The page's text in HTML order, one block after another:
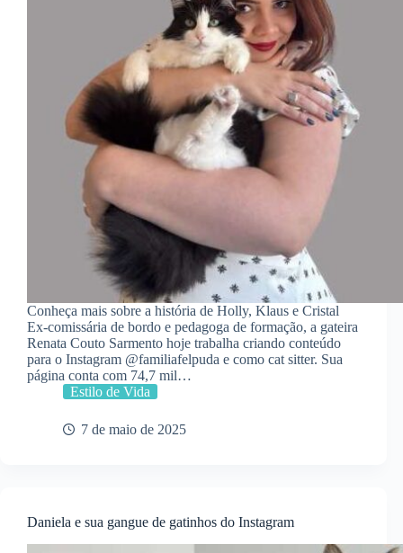
Conheça mais sobre a história de Holly, Klaus e Cristal
Ex-comissária de bordo e pedagoga de formação, a gateira
Renata Couto Sarmento hoje trabalha criando conteúdo
para o Instagram @familiafelpuda e como cat sitter. Sua
página conta com 74,7 mil…
Estilo de Vida
7 de maio de 2025
Daniela e sua gangue de gatinhos do Instagram